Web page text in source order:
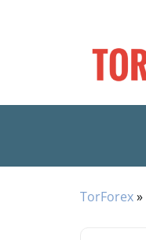
TorForex»